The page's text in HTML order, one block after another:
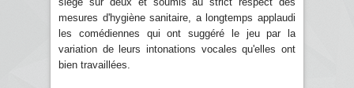
mesures d'hygiène sanitaire, a longtemps applaudi
les comédiennes qui ont suggéré le jeu par la
variation de leurs intonations vocales qu'elles ont
bien travaillées.